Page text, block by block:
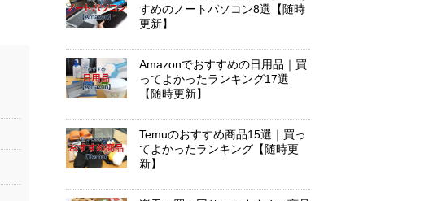
すめのノートパソコン8選【随時
更新】
Amazonでおすすめの日用品｜買
ってよかったランキング17選
【随時更新】
Temuのおすすめ商品15選｜買っ
てよかったランキング【随時更
新】